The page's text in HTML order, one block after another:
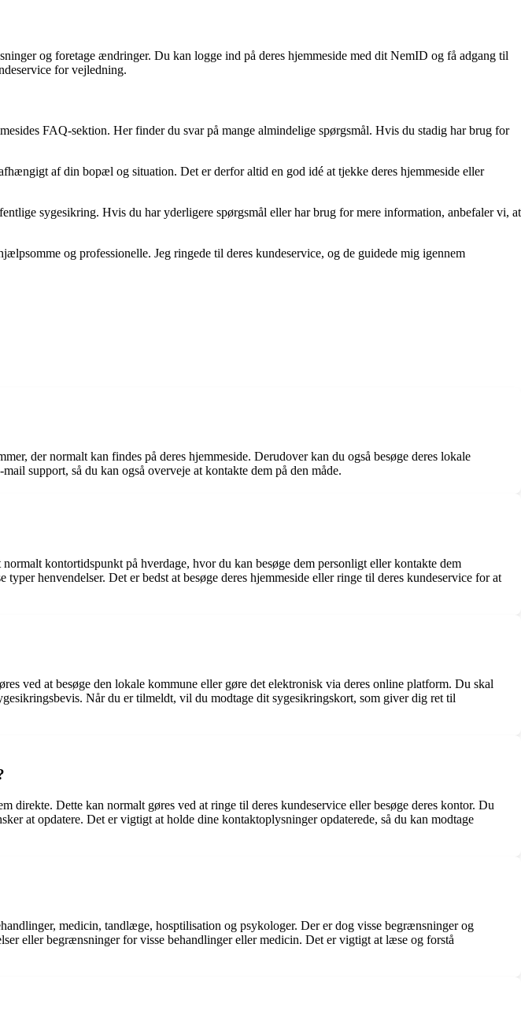
og foretage ændringer. Du kan logge ind på deres hjemmeside med dit NemID og få adgang til
for vejledning.
FAQ-sektion. Her finder du svar på mange almindelige spørgsmål. Hvis du stadig har brug for
af din bopæl og situation. Det er derfor altid en god idé at tjekke deres hjemmeside eller
sygesikring. Hvis du har yderligere spørgsmål eller har brug for mere information, anbefaler vi, at
og professionelle. Jeg ringede til deres kundeservice, og de guidede mig igennem
der normalt kan findes på deres hjemmeside. Derudover kan du også besøge deres lokale
support, så du kan også overveje at kontakte dem på den måde.
kontortidspunkt på hverdage, hvor du kan besøge dem personligt eller kontakte dem
henvendelser. Det er bedst at besøge deres hjemmeside eller ringe til deres kundeservice for at
ved at besøge den lokale kommune eller gøre det elektronisk via deres online platform. Du skal
Når du er tilmeldt, vil du modtage dit sygesikringskort, som giver dig ret til
Dette kan normalt gøres ved at ringe til deres kundeservice eller besøge deres kontor. Du
at opdatere. Det er vigtigt at holde dine kontaktoplysninger opdaterede, så du kan modtage
medicin, tandlæge, hosptilisation og psykologer. Der er dog visse begrænsninger og
eller begrænsninger for visse behandlinger eller medicin. Det er vigtigt at læse og forstå